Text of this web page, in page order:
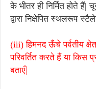
के भीतर ही निर्मित होते हैं|
द्वारा निक्षेपित स्थलरूप
(iii) हिमनद ऊँचे पर्वतीय
परिवर्तित करते हैं या किस
बताएँ|